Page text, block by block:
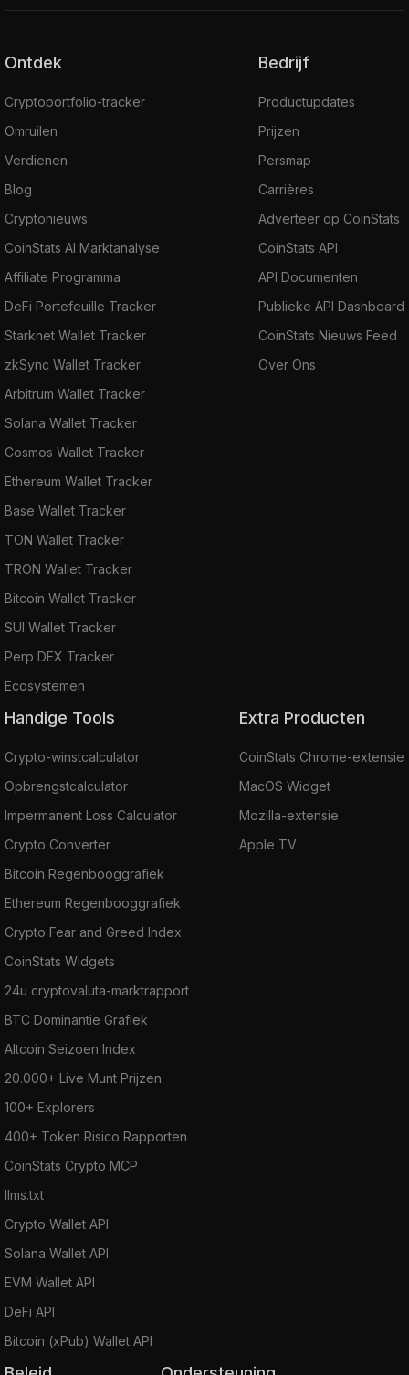
Ontdek
Cryptoportfolio-tracker
Omruilen
Verdienen
Blog
Cryptonieuws
CoinStats AI Marktanalyse
Affiliate Programma
DeFi Portefeuille Tracker
Starknet Wallet Tracker
zkSync Wallet Tracker
Arbitrum Wallet Tracker
Solana Wallet Tracker
Cosmos Wallet Tracker
Ethereum Wallet Tracker
Base Wallet Tracker
TON Wallet Tracker
TRON Wallet Tracker
Bitcoin Wallet Tracker
SUI Wallet Tracker
Perp DEX Tracker
Ecosystemen
Bedrijf
Productupdates
Prijzen
Persmap
Carrières
Adverteer op CoinStats
CoinStats API
API Documenten
Publieke API Dashboard
CoinStats Nieuws Feed
Over Ons
Handige Tools
Crypto-winstcalculator
Opbrengstcalculator
Impermanent Loss Calculator
Crypto Converter
Bitcoin Regenbooggrafiek
Ethereum Regenbooggrafiek
Crypto Fear and Greed Index
CoinStats Widgets
24u cryptovaluta-marktrapport
BTC Dominantie Grafiek
Altcoin Seizoen Index
20.000+ Live Munt Prijzen
100+ Explorers
400+ Token Risico Rapporten
CoinStats Crypto MCP
llms.txt
Crypto Wallet API
Solana Wallet API
EVM Wallet API
DeFi API
Bitcoin (xPub) Wallet API
Extra Producten
CoinStats Chrome-extensie
MacOS Widget
Mozilla-extensie
Apple TV